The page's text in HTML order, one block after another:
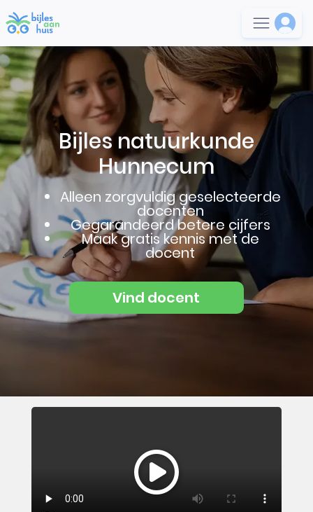
Bijles natuurkunde
Hunnecum
Alleen zorgvuldig geselecteerde
docenten
Gegarandeerd betere cijfers
Maak gratis kennis met de
docent
Vind docent